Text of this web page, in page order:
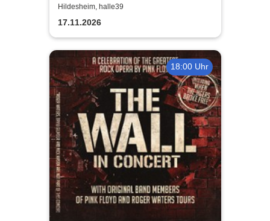
the Moon - In Concert
Hildesheim, halle39
17.11.2026
18:00 Uhr